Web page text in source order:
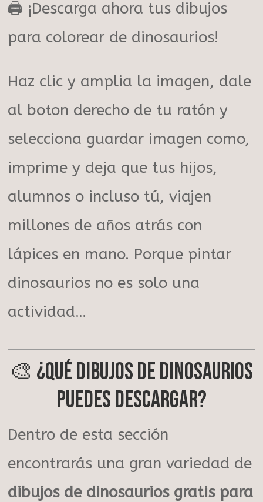
🖨️ ¡Descarga ahora tus dibujos
para colorear de dinosaurios!
Haz clic y amplia la imagen, dale
al boton derecho de tu ratón y
selecciona guardar imagen como,
imprime y deja que tus hijos,
alumnos o incluso tú, viajen
millones de años atrás con
lápices en mano. Porque pintar
dinosaurios no es solo una
actividad…
🎨 ¿Qué dibujos de dinosaurios
puedes descargar?
Dentro de esta sección
encontrarás una gran variedad de
dibujos de dinosaurios gratis para